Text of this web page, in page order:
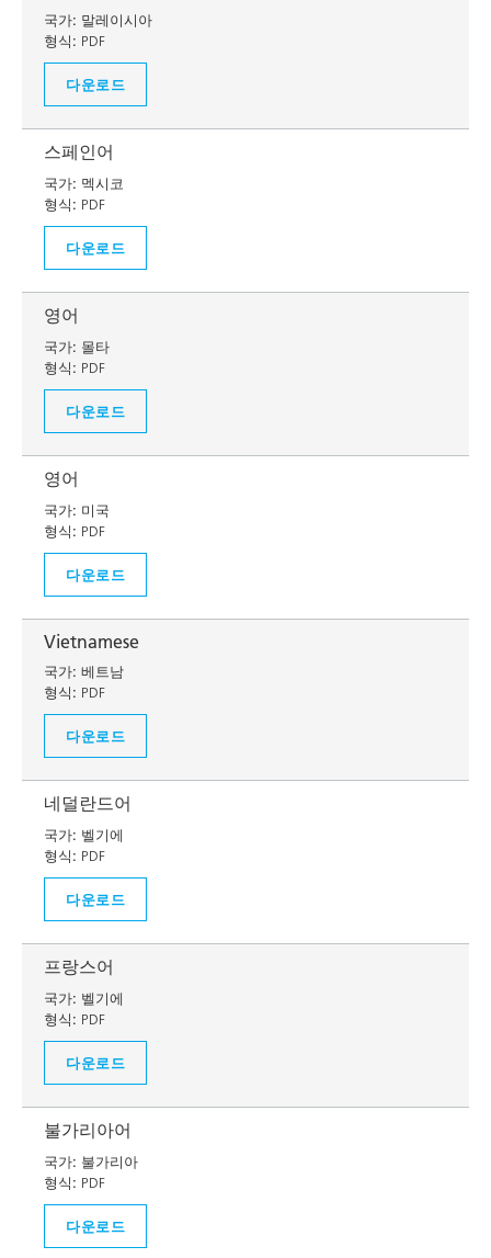
국가: 말레이시아
형식: PDF
다운로드
스페인어
국가: 멕시코
형식: PDF
다운로드
영어
국가: 몰타
형식: PDF
다운로드
영어
국가: 미국
형식: PDF
다운로드
Vietnamese
국가: 베트남
형식: PDF
다운로드
네덜란드어
국가: 벨기에
형식: PDF
다운로드
프랑스어
국가: 벨기에
형식: PDF
다운로드
불가리아어
국가: 불가리아
형식: PDF
다운로드